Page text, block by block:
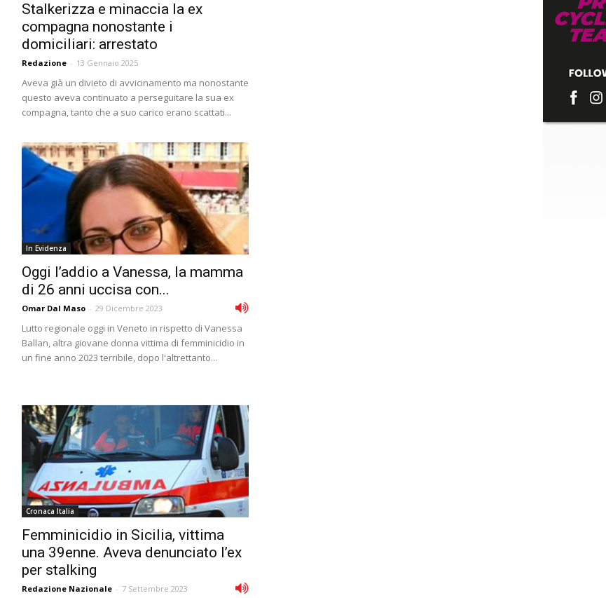
Stalkerizza e minaccia la ex
compagna nonostante i
domiciliari: arrestato
Redazione - 13 Gennaio 2025
Aveva già un divieto di avvicinamento ma nonostante
questo aveva continuato a perseguitare la sua ex
compagna, tanto che a suo carico erano scattati...
In Evidenza
Oggi l’addio a Vanessa, la mamma
di 26 anni uccisa con...
Omar Dal Maso - 29 Dicembre 2023
Lutto regionale oggi in Veneto in rispetto di Vanessa
Ballan, altra giovane donna vittima di femminicidio in
un fine anno 2023 terribile, dopo l'altrettanto...
Cronaca Italia
Femminicidio in Sicilia, vittima
una 39enne. Aveva denunciato l’ex
per stalking
Redazione Nazionale - 7 Settembre 2023